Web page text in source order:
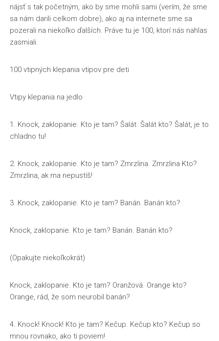
nájsť s tak početným, ako by sme mohli sami (verím, že sme
sa nám darili celkom dobre), ako aj na internete sme sa
pozerali na niekoľko ďalších. Práve tu je 100, ktorí nás nahlas
zasmiali.
100 vtipných klepania vtipov pre deti
Vtipy klepania na jedlo
1. Knock, zaklopanie. Kto je tam? Šalát. Šalát kto? Šalát, je to
chladno tu!
2. Knock, zaklopanie. Kto je tam? Zmrzlina. Zmrzlina Kto?
Zmrzlina, ak ma nepustíš!
3. Knock, zaklopanie. Kto je tam? Banán. Banán kto?
Knock, zaklopanie. Kto je tam? Banán. Banán kto?
(Opakujte niekoľkokrát)
Knock, zaklopanie. Kto je tam? Oranžová. Orange kto?
Orange, rád, že som neurobil banán?
4. Knock! Knock! Kto je tam? Kečup. Kečup kto? Kečup so
mnou rovnako, ako ti poviem!